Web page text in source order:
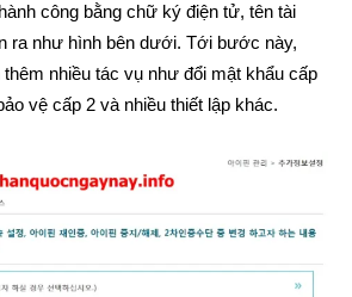
công bằng chữ ký điện tử, tên tài
ra như hình bên dưới. Tới bước này,
nhiều tác vụ như đổi mật khẩu cấp
vệ cấp 2 và nhiều thiết lập khác.